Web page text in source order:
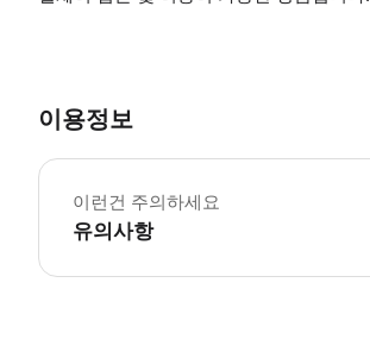
이용정보
이런건 주의하세요
유의사항